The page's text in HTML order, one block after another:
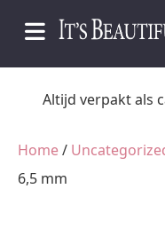
cadeau
Home/
6,5 mm